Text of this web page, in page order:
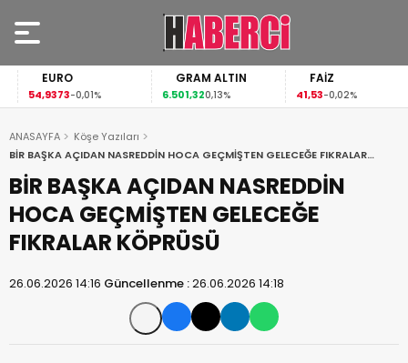
EURO
54,9373-0,01%
GRAM ALTIN
6.501,320,13%
FAİZ
41,53-0,02%
ANASAYFA
Köşe Yazıları
BİR BAŞKA AÇIDAN NASREDDİN HOCA GEÇMİŞTEN GELECEĞE FIKRALAR
KÖPRÜSÜ
BİR BAŞKA AÇIDAN NASREDDİN
HOCA GEÇMİŞTEN GELECEĞE
FIKRALAR KÖPRÜSÜ
26.06.2026 14:16 Güncellenme :26.06.2026 14:18